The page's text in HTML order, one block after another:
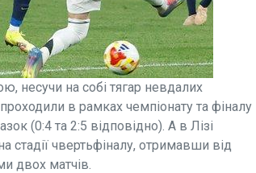
несучи на собі тягар невдалих
в рамках чемпіонату та фіналу
(0:4 та 2:5 відповідно). А в Лізі
стадії чвертьфіналу, отримавши від
двох матчів.